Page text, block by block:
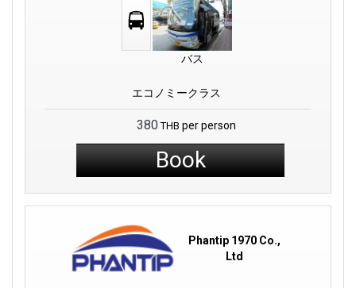
バス
エコノミークラス
380 THB per person
Book
Phantip 1970 Co.,
Ltd